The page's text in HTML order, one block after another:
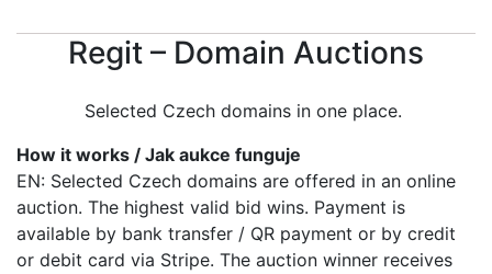
Regit – Domain Auctions
Selected Czech domains in one place.
How it works / Jak aukce funguje
EN: Selected Czech domains are offered in an online
auction. The highest valid bid wins. Payment is
available by bank transfer / QR payment or by credit
or debit card via Stripe. The auction winner receives